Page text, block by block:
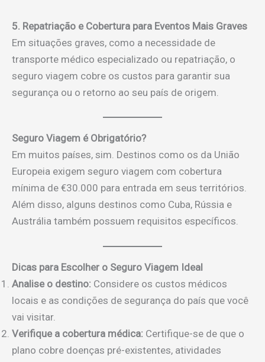
5. Repatriação e Cobertura para Eventos Mais Graves
Em situações graves, como a necessidade de
transporte médico especializado ou repatriação, o
seguro viagem cobre os custos para garantir sua
segurança ou o retorno ao seu país de origem.
Seguro Viagem é Obrigatório?
Em muitos países, sim. Destinos como os da União
Europeia exigem seguro viagem com cobertura
mínima de €30.000 para entrada em seus territórios.
Além disso, alguns destinos como Cuba, Rússia e
Austrália também possuem requisitos específicos.
Dicas para Escolher o Seguro Viagem Ideal
Analise o destino: Considere os custos médicos
locais e as condições de segurança do país que você
vai visitar.
Verifique a cobertura médica: Certifique-se de que o
plano cobre doenças pré-existentes, atividades